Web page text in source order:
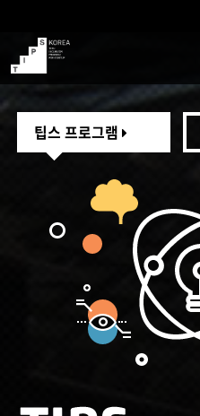
TIPS
팁스 프로그램